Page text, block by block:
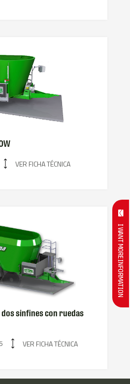
I WANT MORE INFORMATION
VER FICHA TÉCNICA
sinfines con ruedas
VER FICHA TÉCNICA